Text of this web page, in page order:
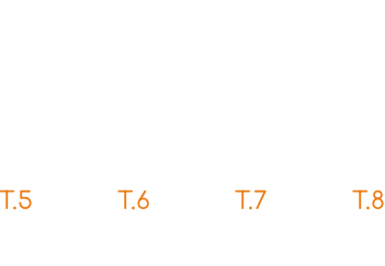
T.5 T.6 T.7 T.8